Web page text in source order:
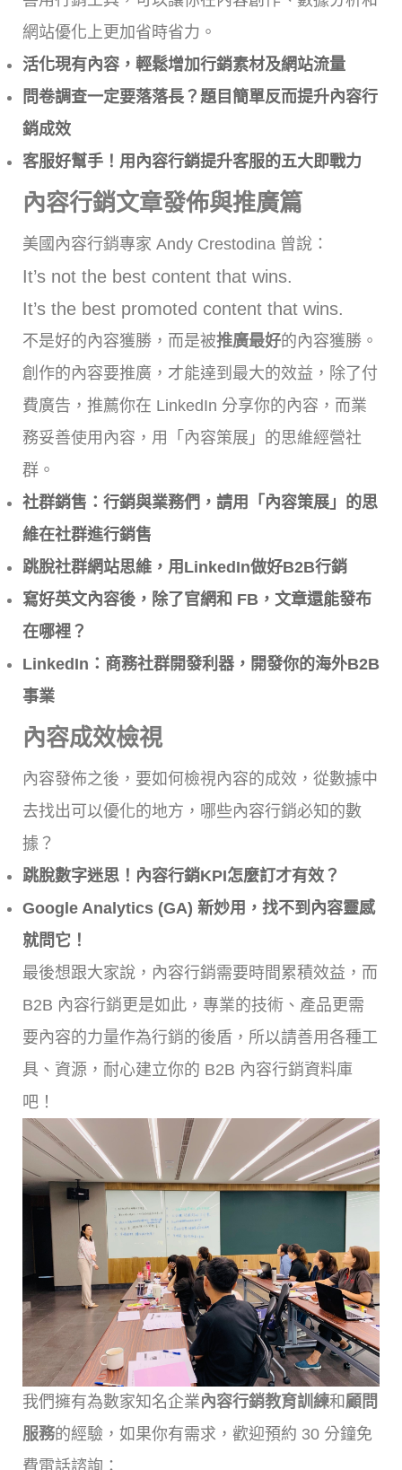
網站優化上更加省時省力。
活化現有內容，輕鬆增加行銷素材及網站流量
問卷調查一定要落落長？題目簡單反而提升內容行
銷成效
客服好幫手！用內容行銷提升客服的五大即戰力
內容行銷文章發佈與推廣篇
美國內容行銷專家 Andy Crestodina 曾說：
It’s not the best content that wins.
It’s the best promoted content that wins.
不是好的內容獲勝，而是被推廣最好的內容獲勝。
創作的內容要推廣，才能達到最大的效益，除了付
費廣告，推薦你在 LinkedIn 分享你的內容，而業
務妥善使用內容，用「內容策展」的思維經營社
群。
社群銷售：行銷與業務們，請用「內容策展」的思
維在社群進行銷售
跳脫社群網站思維，用LinkedIn做好B2B行銷
寫好英文內容後，除了官網和 FB，文章還能發布
在哪裡？
LinkedIn：商務社群開發利器，開發你的海外B2B
事業
內容成效檢視
內容發佈之後，要如何檢視內容的成效，從數據中
去找出可以優化的地方，哪些內容行銷必知的數
據？
跳脫數字迷思！內容行銷KPI怎麼訂才有效？
Google Analytics (GA) 新妙用，找不到內容靈感
就問它！
最後想跟大家說，內容行銷需要時間累積效益，而
B2B 內容行銷更是如此，專業的技術、產品更需
要內容的力量作為行銷的後盾，所以請善用各種工
具、資源，耐心建立你的 B2B 內容行銷資料庫
吧！
我們擁有為數家知名企業內容行銷教育訓練和顧問
服務的經驗，如果你有需求，歡迎預約 30 分鐘免